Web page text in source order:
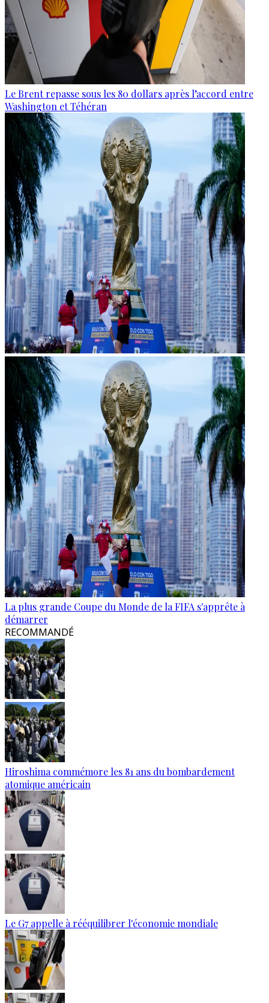
Le Brent repasse sous les 80 dollars après l’accord entre
Washington et Téhéran
La plus grande Coupe du Monde de la FIFA s'apprête à
démarrer
RECOMMANDÉ
Hiroshima commémore les 81 ans du bombardement
atomique américain
Le G7 appelle à rééquilibrer l'économie mondiale